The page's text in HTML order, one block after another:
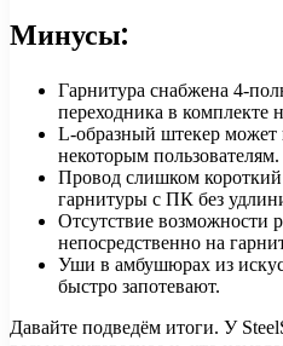
Минусы:
Гарнитура снабжена 4-
переходника в комплекте
L-образный штекер может
некоторым пользователям.
Провод слишком короткий
гарнитуры с ПК без
Отсутствие возможности
непосредственно на
Уши в амбушюрах из
быстро запотевают.
Давайте подведём итоги. У